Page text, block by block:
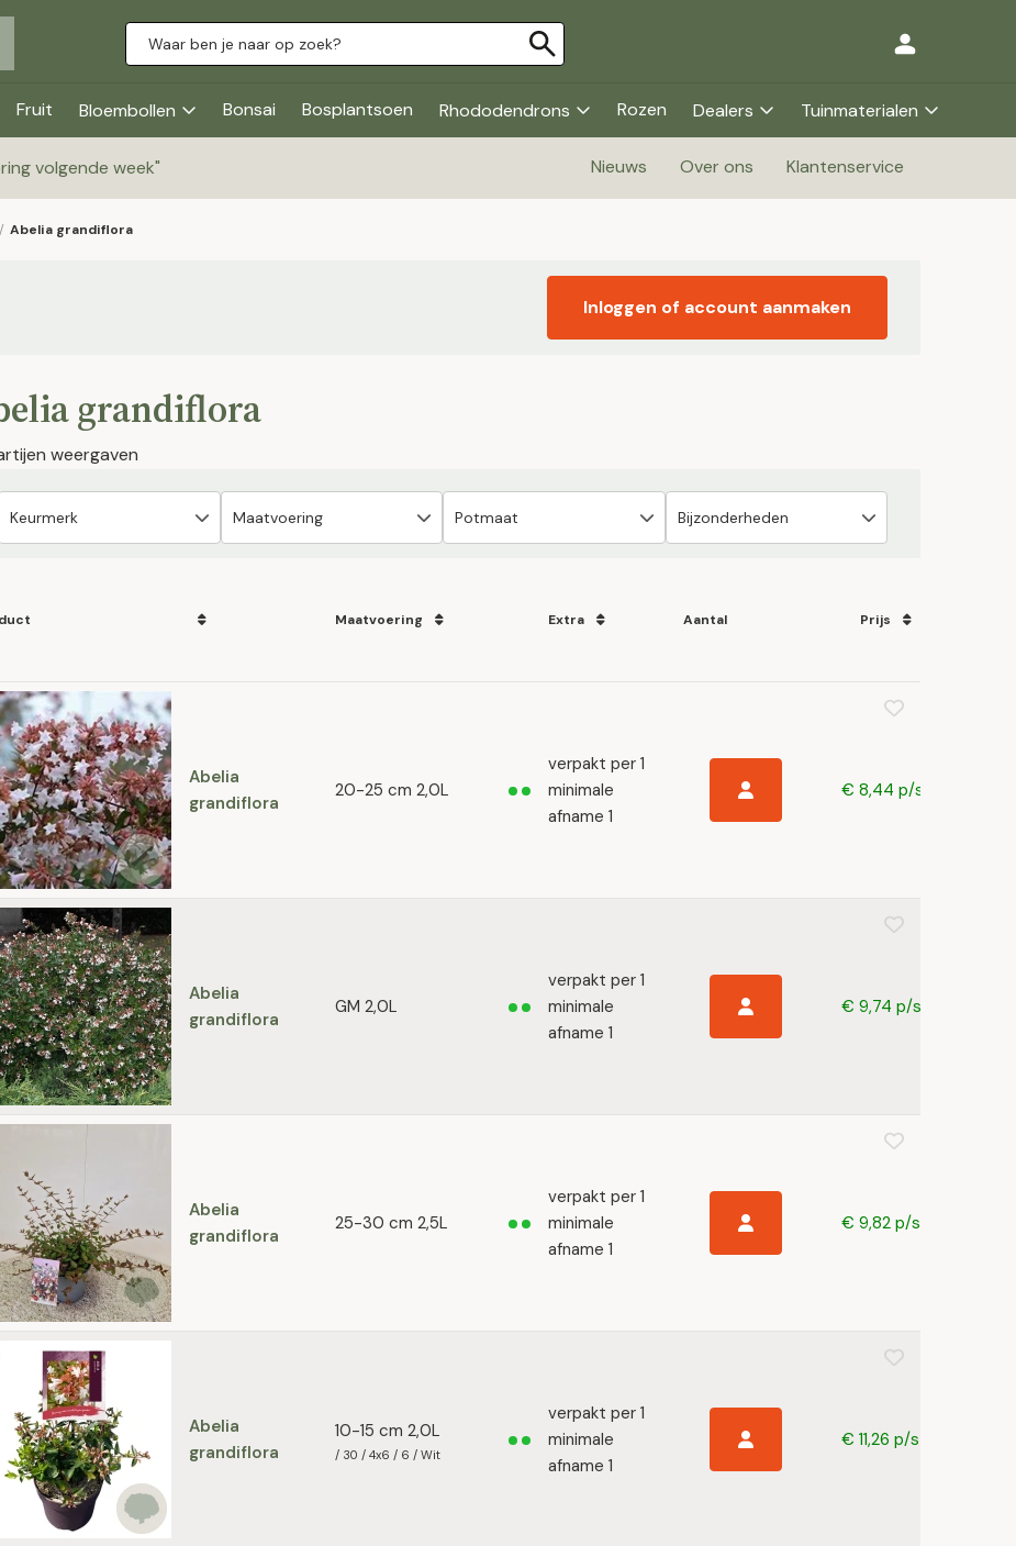
Fruit Bloembollen Bonsai Bosplantsoen Rhododendrons Rozen Dealers Tuinmaterialen
volgende week" Nieuws Over ons Klantenservice
/ Abelia grandiflora
Inloggen of account aanmaken
grandiflora
weergaven
Maatvoering Extra Aantal Prijs
Abelia
grandiflora
20-25 cm 2,0L
verpakt per 1
minimale
afname 1
€ 8,44 p/s
Abelia
grandiflora
GM 2,0L
verpakt per 1
minimale
afname 1
€ 9,74 p/s
Abelia
grandiflora
25-30 cm 2,5L
verpakt per 1
minimale
afname 1
€ 9,82 p/s
Abelia
grandiflora
10-15 cm 2,0L
/ 30 / 4x6 / 6 / Wit
verpakt per 1
minimale
afname 1
€ 11,26 p/s